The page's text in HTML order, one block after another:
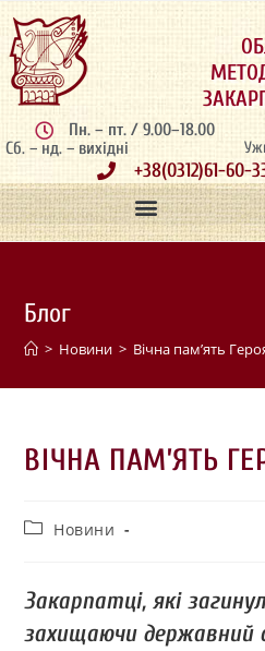
Пн. – пт. / 9.00–18.00
Сб. – нд. – вихідні
+38(0312)61-60-
Блог
> Новини > Вічна пам’ять
ВІЧНА ПАМ’ЯТЬ
Новини
Закарпатці, які
захищаючи державний